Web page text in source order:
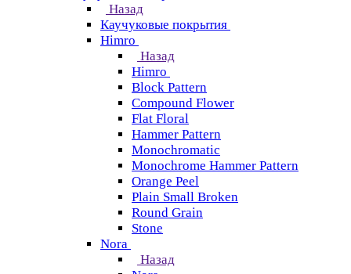
Назад
Каучуковые покрытия
Himro
Назад
Himro
Block Pattern
Compound Flower
Flat Floral
Hammer Pattern
Monochromatic
Monochrome Hammer Pattern
Orange Peel
Plain Small Broken
Round Grain
Stone
Nora
Назад